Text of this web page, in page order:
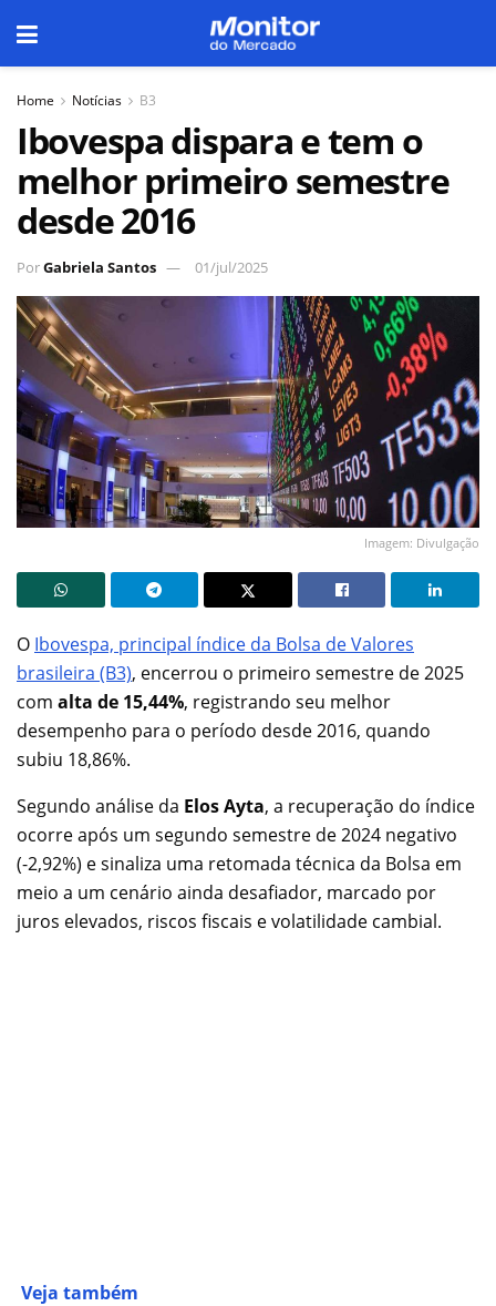
Home Notícias B3
Ibovespa dispara e tem o
melhor primeiro semestre
desde 2016
PorGabriela Santos 01/jul/2025
Imagem: Divulgação
O Ibovespa, principal índice da Bolsa de Valores
brasileira (B3), encerrou o primeiro semestre de 2025
com alta de 15,44%, registrando seu melhor
desempenho para o período desde 2016, quando
subiu 18,86%.
Segundo análise da Elos Ayta, a recuperação do índice
ocorre após um segundo semestre de 2024 negativo
(-2,92%) e sinaliza uma retomada técnica da Bolsa em
meio a um cenário ainda desafiador, marcado por
juros elevados, riscos fiscais e volatilidade cambial.
Veja também